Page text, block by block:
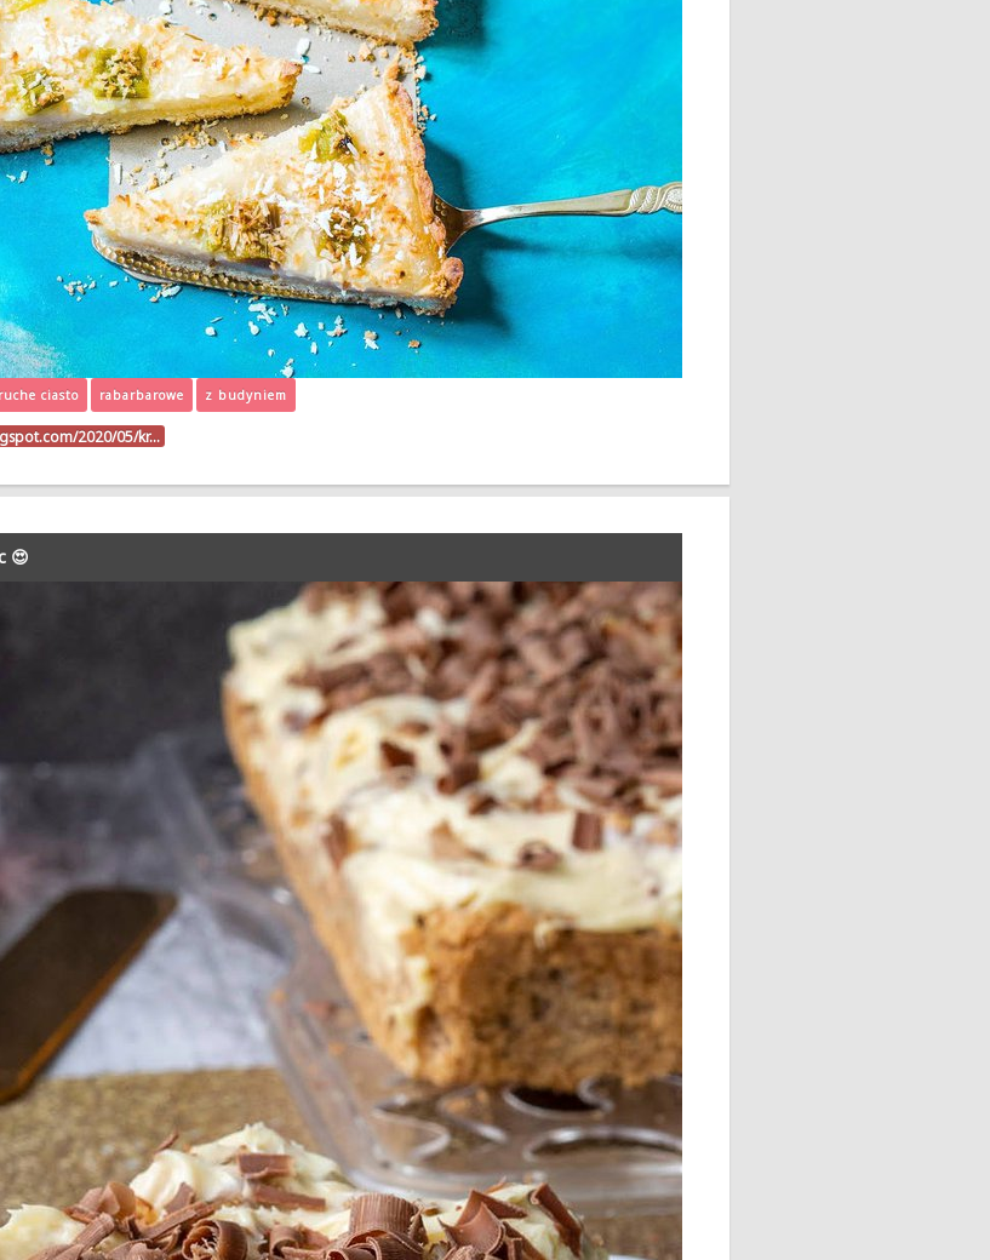
ciasto rabarbarowe z budyniem
2020/05/kr…
😍